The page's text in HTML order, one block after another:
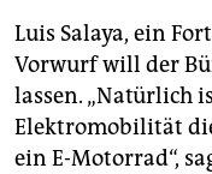
Luis Salaya, ein
Vorwurf will der
lassen. „Natürlich
Elektromobilität
ein E-Motorrad“,